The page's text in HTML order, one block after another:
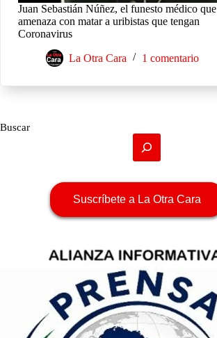
Juan Sebastián Núñez, el funesto médico que
amenaza con matar a uribistas que tengan
Coronavirus
La Otra Cara 1 comentario
Buscar
Suscríbete a La Otra Cara